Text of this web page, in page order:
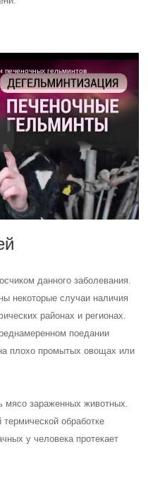
печеночных гельминтов
данного заболевания.
некоторые случаи наличия
районах и регионах.
поедании
плохо промытых овощах или
мясо зараженных животных.
обработке
у человека протекает